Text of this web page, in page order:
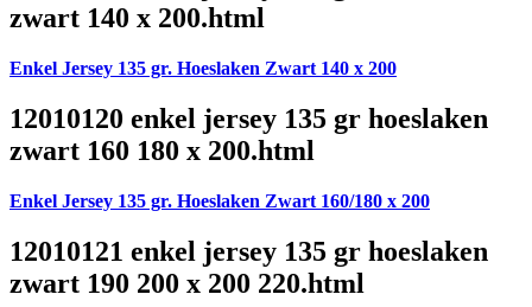
zwart 140 x 200.html
Enkel Jersey 135 gr. Hoeslaken Zwart 140 x 200
12010120 enkel jersey 135 gr hoeslaken
zwart 160 180 x 200.html
Enkel Jersey 135 gr. Hoeslaken Zwart 160/180 x 200
12010121 enkel jersey 135 gr hoeslaken
zwart 190 200 x 200 220.html